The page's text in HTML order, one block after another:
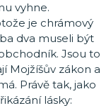
vyhne.
je chrámový
dva museli být
Jsou to
Mojžíšův zákon a
Právě tak, jako
lásky: